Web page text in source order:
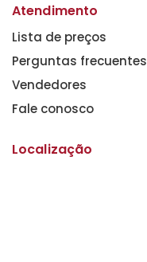
Atendimento
Lista de preços
Perguntas frecuentes
Vendedores
Fale conosco
Localização